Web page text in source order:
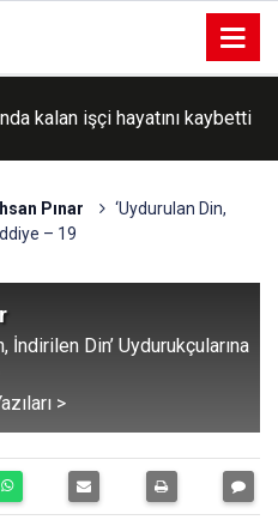
alarm veriyor
Pınar
‘Uydurulan Din,
– 19
İndirilen Din’ Uydurukçularına
>